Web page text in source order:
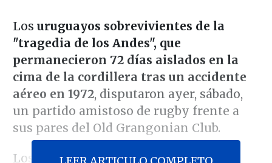
Los uruguayos sobrevivientes de la
"tragedia de los Andes", que
permanecieron 72 días aislados en la
cima de la cordillera tras un accidente
aéreo en 1972, disputaron ayer, sábado,
un partido amistoso de rugby frente a
sus pares del Old Grangonian Club.
Los veteranos deportistas llegaron al